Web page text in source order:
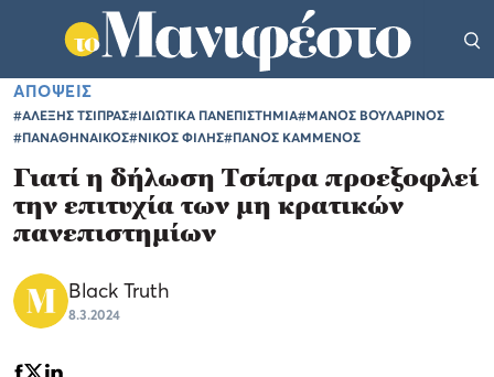
ΑΠΟΨΕΙΣ
#ΑΛΕΞΗΣ ΤΣΙΠΡΑΣ#ΙΔΙΩΤΙΚΑ ΠΑΝΕΠΙΣΤΗΜΙΑ#ΜΑΝΟΣ ΒΟΥΛΑΡΙΝΟΣ
#ΠΑΝΑΘΗΝΑΙΚΟΣ#ΝΙΚΟΣ ΦΙΛΗΣ#ΠΑΝΟΣ ΚΑΜΜΕΝΟΣ
Γιατί η δήλωση Τσίπρα προεξοφλεί
την επιτυχία των μη κρατικών
πανεπιστημίων
Black Truth
8.3.2024